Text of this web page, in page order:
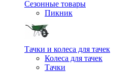
Сезонные товары
Пикник
Тачки и колеса для тачек
Колеса для тачек
Тачки